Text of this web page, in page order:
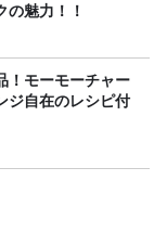
の魅力！！
！モーモーチャー
ジ自在のレシピ付